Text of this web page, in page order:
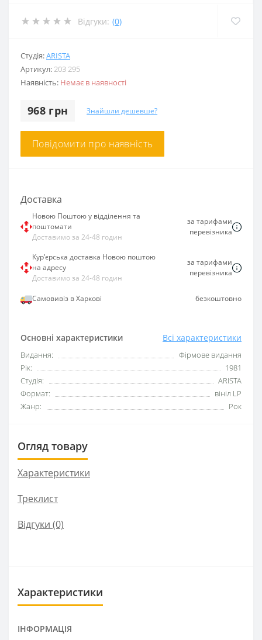
Відгуки: (0)
Студія:ARISTA
Артикул:203 295
Наявність: Немає в наявності
968 грн Знайшли дешевше?
Повідомити про наявність
Основні характеристики Всі характеристики
Видання:
Фірмове видання
Рік:
1981
Студія:
ARISTA
Формат:
вініл LP
Жанр:
Рок
Доставка
Новою Поштою у відділення та
поштомати
Доставимо за 24-48 годин
за тарифами
перевізника
Кур'єрська доставка Новою поштою
на адресу
Доставимо за 24-48 годин
за тарифами
перевізника
Самовивіз в Харкові безкоштовно
Огляд товару
Характеристики
Треклист
Відгуки (0)
Характеристики
ІНФОРМАЦІЯ